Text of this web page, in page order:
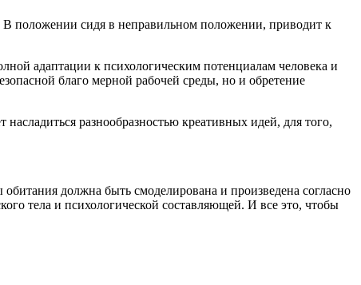
В положении сидя в неправильном положении, приводит к
адаптации к психологическим потенциалам человека и
благо мерной рабочей среды, но и обретение
разнообразностью креативных идей, для того,
должна быть смоделирована и произведена согласно
тела и психологической составляющей. И все это, чтобы